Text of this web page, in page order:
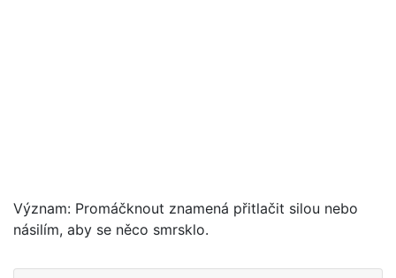
Význam: Promáčknout znamená přitlačit silou nebo
násilím, aby se něco smrsklo.